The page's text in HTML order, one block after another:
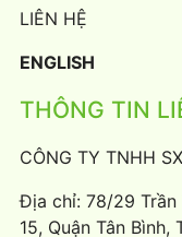
LIÊN HỆ
ENGLISH
THÔNG TIN
CÔNG TY TNHH
Địa chỉ: 78/29 Trần
15, Quận Tân Bình,